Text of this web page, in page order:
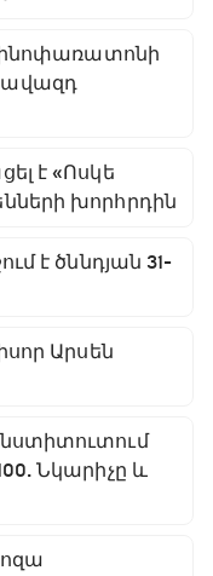
է «Ոսկե
խորհրդին
է ծննդյան 31-
Արսեն
Նկարիչը և